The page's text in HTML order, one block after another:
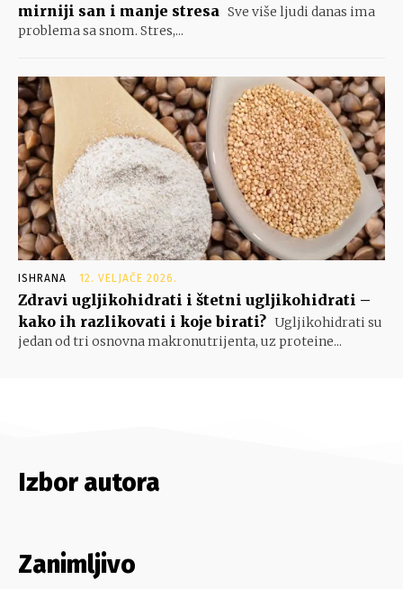
mirniji san i manje stresa Sve više ljudi danas ima
problema sa snom. Stres,...
ISHRANA 12. VELJAČE 2026.
Zdravi ugljikohidrati i štetni ugljikohidrati –
kako ih razlikovati i koje birati? Ugljikohidrati su
jedan od tri osnovna makronutrijenta, uz proteine...
Izbor autora
Zanimljivo